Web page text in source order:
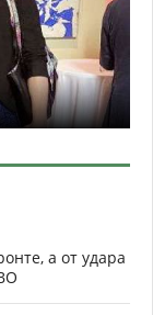
а от удара